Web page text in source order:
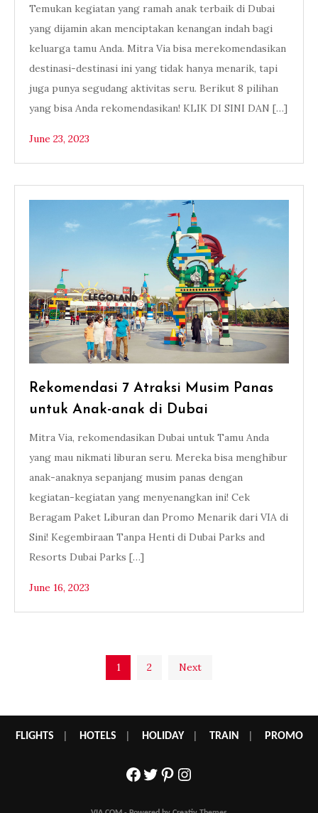
Temukan kegiatan yang ramah anak terbaik di Dubai
yang dijamin akan menciptakan kenangan indah bagi
keluarga tamu Anda. Mitra Via bisa merekomendasikan
destinasi-destinasi ini yang tidak hanya menarik, tapi
juga punya segudang aktivitas seru. Berikut 8 pilihan
yang bisa Anda rekomendasikan! KLIK DI SINI DAN […]
June 23, 2023
Rekomendasi 7 Atraksi Musim Panas
untuk Anak-anak di Dubai
Mitra Via, rekomendasikan Dubai untuk Tamu Anda
yang mau nikmati liburan seru. Mereka bisa menghibur
anak-anaknya sepanjang musim panas dengan
kegiatan-kegiatan yang menyenangkan ini! Cek
Beragam Paket Liburan dan Promo Menarik dari VIA di
Sini! Kegembiraan Tanpa Henti di Dubai Parks and
Resorts Dubai Parks […]
June 16, 2023
pagination
1 2 Next
FLIGHTS HOTELS HOLIDAY| TRAIN PROMO
Facebook
Twitter
Pinterest
Instagram